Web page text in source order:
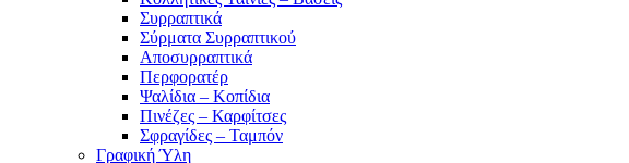
Συρραπτικά
Σύρματα Συρραπτικού
Αποσυρραπτικά
Περφορατέρ
Ψαλίδια – Κοπίδια
Πινέζες – Καρφίτσες
Σφραγίδες – Ταμπόν
Γραφική Ύλη